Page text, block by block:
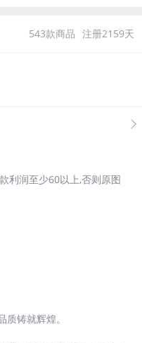
543款商品 注册2159天
利润至少60以上,否则原图
铸就辉煌。